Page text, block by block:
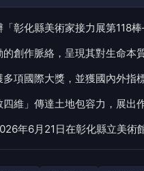
彰化縣美術家接力展第118
創作脈絡，呈現其對生命本
項國際大獎，並獲國內外指
維」傳達土地包容力，展出
年6月21日在彰化縣立美術